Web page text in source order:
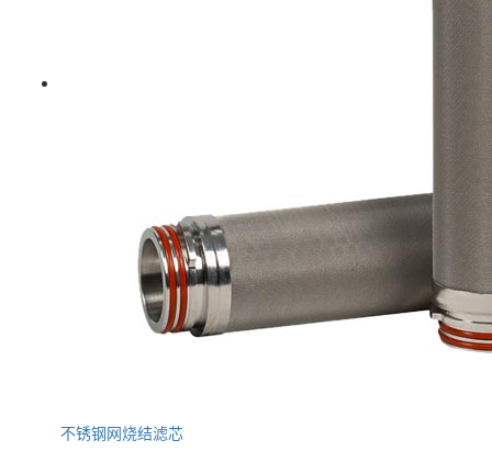
不锈钢网烧结滤芯